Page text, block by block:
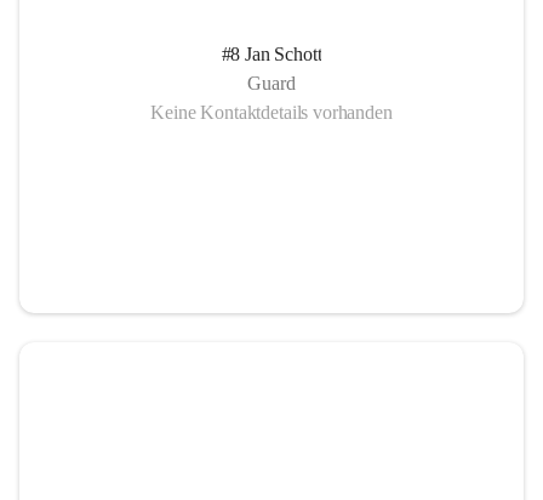
#8 Jan Schott
Guard
Keine Kontaktdetails vorhanden